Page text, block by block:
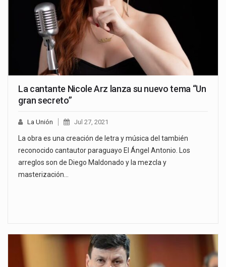
La cantante Nicole Arz lanza su nuevo tema “Un
gran secreto”
La Unión Jul 27, 2021
La obra es una creación de letra y música del también
reconocido cantautor paraguayo El Ángel Antonio. Los
arreglos son de Diego Maldonado y la mezcla y
masterización…